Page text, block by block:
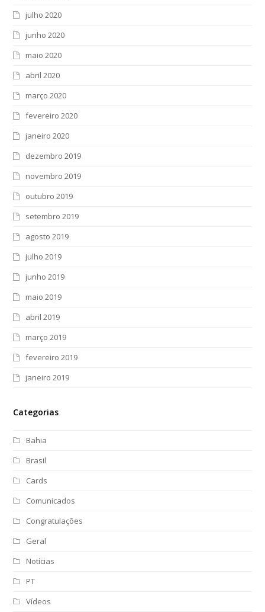
julho 2020
junho 2020
maio 2020
abril 2020
março 2020
fevereiro 2020
janeiro 2020
dezembro 2019
novembro 2019
outubro 2019
setembro 2019
agosto 2019
julho 2019
junho 2019
maio 2019
abril 2019
março 2019
fevereiro 2019
janeiro 2019
Categorias
Bahia
Brasil
Cards
Comunicados
Congratulações
Geral
Notícias
PT
Vídeos